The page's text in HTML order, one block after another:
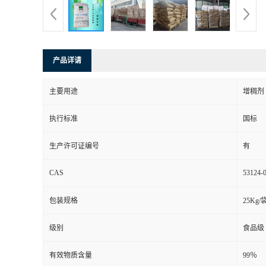
产品详请
主要用途 增稠剂
执行标准 国标
生产许可证编号 有
CAS 53124-
包装规格 25Kg/
级别 食品级
有效物质含量 99％